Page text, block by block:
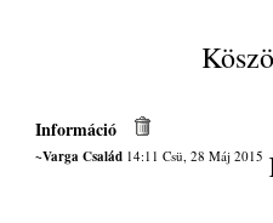
Információ
~Varga Család14:11 Csü, 28 Máj 2015